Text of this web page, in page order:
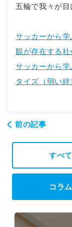
五輪で我々が目
サッカーから
観が存在する社
サッカーから学
タイズ（弱い
前の記事
すべて
コラム